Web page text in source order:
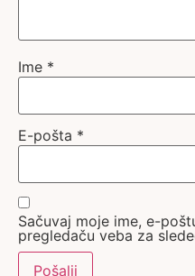
Ime *
E-pošta *
Sačuvaj moje ime, e-
pregledaču veba za